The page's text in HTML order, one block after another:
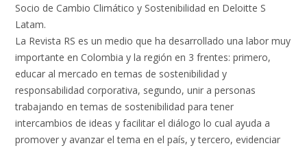
Socio de Cambio Climático y Sostenibilidad en Deloitte S
Latam.
La Revista RS es un medio que ha desarrollado una labor muy
importante en Colombia y la región en 3 frentes: primero,
educar al mercado en temas de sostenibilidad y
responsabilidad corporativa, segundo, unir a personas
trabajando en temas de sostenibilidad para tener
intercambios de ideas y facilitar el diálogo lo cual ayuda a
promover y avanzar el tema en el país, y tercero, evidenciar